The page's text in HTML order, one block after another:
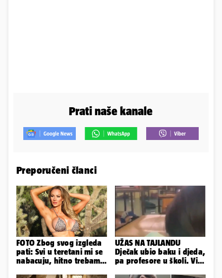
Prati naše kanale
Preporučeni članci
FOTO Zbog svog izgleda
pati: Svi u teretani mi se
nabacuju, hitno trebam
UŽAS NA TAJLANDU
Dječak ubio baku i djeda,
pa profesore u školi. Više